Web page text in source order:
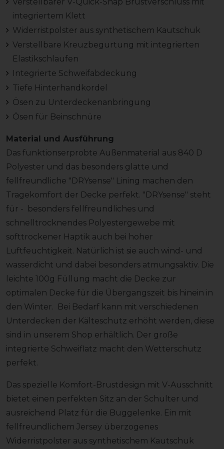
integriertem Klett
Widerristpolster aus synthetischem Kautschuk
Verstellbare Kreuzbegurtung mit integrierten
Elastikschlaufen
Integrierte Schweifabdeckung
Tiefe Hinterhandkordel
Ösen zu Unterdeckenanbringung
Ösen für Beinschnüre
Material und Ausführung
Das funktionserprobte Außenmaterial aus 840 D
Polyester und das besonders glatte und
fellfreundliche "DRYsense" Lining machen den
Tragekomfort der Decke perfekt. "DRYsense" steht
für - besonders fellfreundliches und
schnelltrocknendes Polyestergewebe mit
softtrockener Haptik auch bei hoher
Luftfeuchtigkeit. Natürlich ist sie auch wind- und
wasserdicht und dabei besonders atmungsaktiv. Die
leichte 100g Füllung macht die Decke zur
optimalen Decke für die Übergangszeit bis hinein in
den Winter. Bei Bedarf kann mit verschiedenen
Unterdecken der Kälteschutz erhöht werden, diese
sind in unserem Shop erhältlich. Der große
integrierte Schweiflatz macht den Wetterschutz
perfekt.
Das spezielle Komfort-Brustdesign mit V-Ausschnitt
bietet einen perfekten Sitz an der Schulter und
ausreichend Platz für die Buggelenke. Ein mit
fellfreundlichem Jersey überzogenes
Widerristpolster aus synthetischem Kautschuk